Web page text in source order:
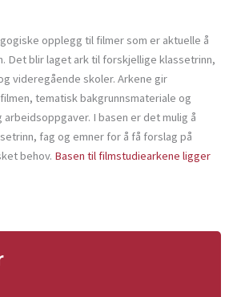
opplegg til filmer som er aktuelle å
Det blir laget ark til forskjellige klassetrinn,
videregående skoler. Arkene gir
tematisk bakgrunnsmateriale og
I basen er det mulig å
fag og emner for å få forslag på
behov. Basen til filmstudiearkene ligger